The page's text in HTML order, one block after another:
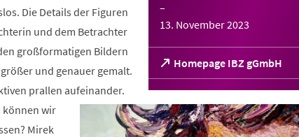
–
13. November 2023
Homepage IBZ gGmbH
(Öffnet
in
einem
neuen
Tab)
Die Details der Figuren
und dem Betrachter
großformatigen Bildern
und genauer gemalt.
prallen aufeinander.
können wir
Mirek